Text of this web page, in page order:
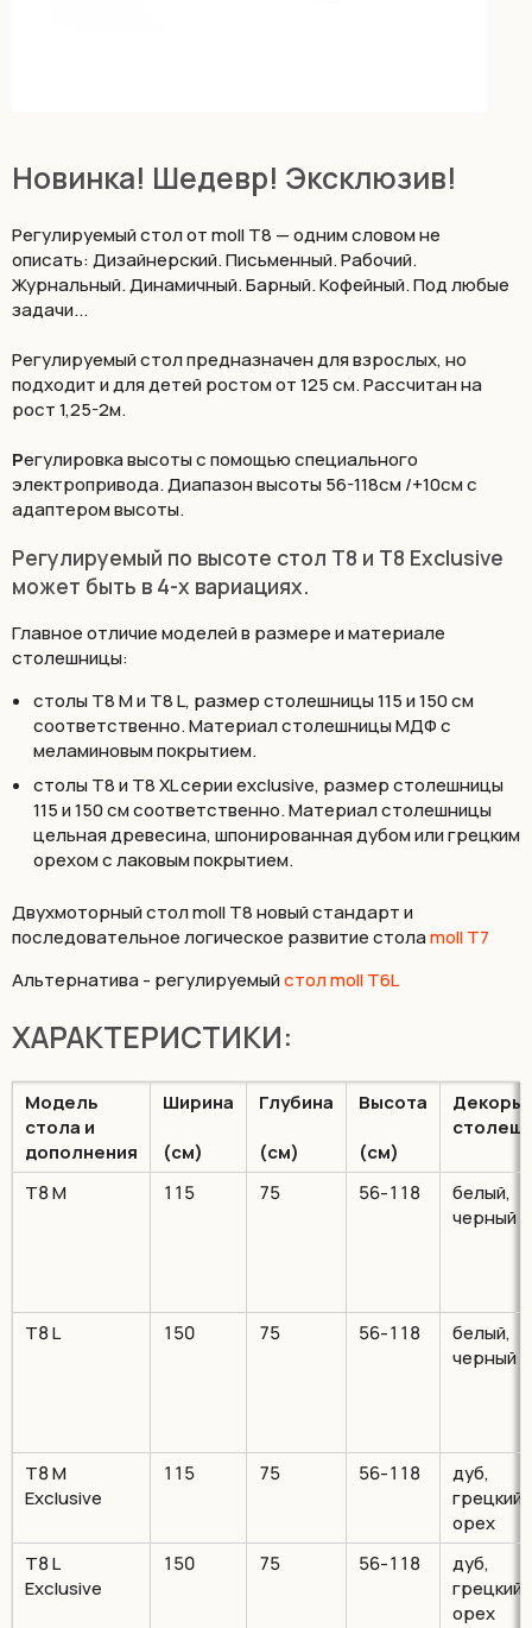
Новинка! Шедевр! Эксклюзив!
Регулируемый стол от moll T8 — одним словом не
описать: Дизайнерский. Письменный. Рабочий.
Журнальный. Динамичный. Барный. Кофейный. Под любые
задачи...
Регулируемый стол предназначен для взрослых, но
подходит и для детей ростом от 125 см. Рассчитан на
рост 1,25-2м.
Регулировка высоты с помощью специального
электропривода. Диапазон высоты 56-118см /+10см с
адаптером высоты.
Регулируемый по высоте стол T8 и T8 Exclusive
может быть в 4-х вариациях.
Главное отличие моделей в размере и материале
столешницы:
столы T8 M и T8 L, размер столешницы 115 и 150 см
соответственно. Материал столешницы МДФ с
меламиновым покрытием.
столы T8 и T8 XL серии exclusive, размер столешницы
115 и 150 см соответственно. Материал столешницы
цельная древесина, шпонированная дубом или грецким
орехом с лаковым покрытием.
Двухмоторный стол moll Т8 новый стандарт и
последовательное логическое развитие столаmoll T7
Альтернатива - регулируемыйстол moll T6L
ХАРАКТЕРИСТИКИ:
Модель
стола и
дополнения
Ширина
(см)
Глубина
(см)
Высота
(см)
Декоры
Т8 M 115 75 56-118
белый,
черный
Т8 L 150 75 56-118
белый,
черный
Т8 M
Exclusive
115 75 56-118
дуб,
грецкий
орех
Т8 L
Exclusive
150 75 56-118
дуб,
грецкий
орех